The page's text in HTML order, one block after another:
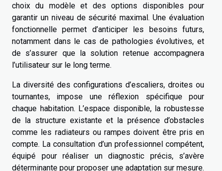
choix du modèle et des options disponibles pour
garantir un niveau de sécurité maximal. Une évaluation
fonctionnelle permet d’anticiper les besoins futurs,
notamment dans le cas de pathologies évolutives, et
de s’assurer que la solution retenue accompagnera
l’utilisateur sur le long terme.
La diversité des configurations d’escaliers, droites ou
tournantes, impose une réflexion spécifique pour
chaque habitation. L’espace disponible, la robustesse
de la structure existante et la présence d’obstacles
comme les radiateurs ou rampes doivent être pris en
compte. La consultation d’un professionnel compétent,
équipé pour réaliser un diagnostic précis, s’avère
déterminante pour proposer une adaptation sur mesure.